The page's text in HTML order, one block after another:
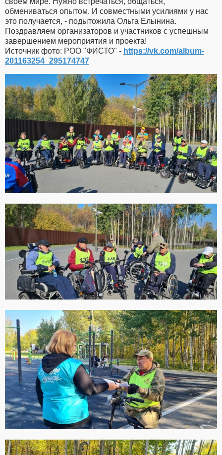
обмениваться опытом. И совместными усилиями у нас
это получается, - подытожила Ольга Елынина.
Поздравляем организаторов и участников с успешным
завершением мероприятия и проекта!
Источник фото: РОО "ФИСТО" - https://vk.com/album-
201163254_295174747